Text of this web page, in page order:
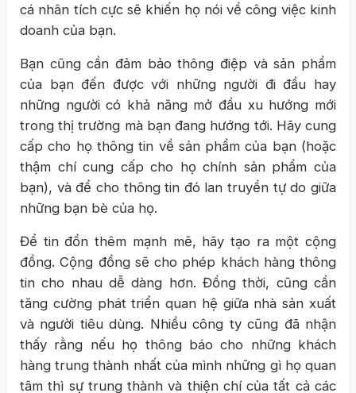
cá nhân tích cực sẽ khiến họ nói về công việc kinh
doanh của bạn.
Bạn cũng cần đảm bảo thông điệp và sản phẩm
của bạn đến được với những người đi đầu hay
những người có khả năng mở đầu xu hướng mới
trong thị trường mà bạn đang hướng tới. Hãy cung
cấp cho họ thông tin về sản phẩm của bạn (hoặc
thậm chí cung cấp cho họ chính sản phẩm của
bạn), và để cho thông tin đó lan truyền tự do giữa
những bạn bè của họ.
Để tin đồn thêm mạnh mẽ, hãy tạo ra một cộng
đồng. Cộng đồng sẽ cho phép khách hàng thông
tin cho nhau dễ dàng hơn. Đồng thời, cũng cần
tăng cường phát triển quan hệ giữa nhà sản xuất
và người tiêu dùng. Nhiều công ty cũng đã nhận
thấy rằng nếu họ thông báo cho những khách
hàng trung thành nhất của mình những gì họ quan
tâm thì sự trung thành và thiện chí của tất cả các